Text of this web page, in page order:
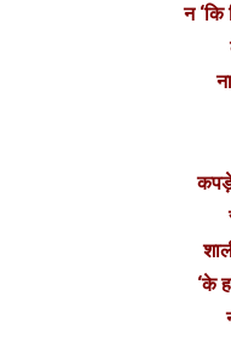
न
कपड़े
‘के